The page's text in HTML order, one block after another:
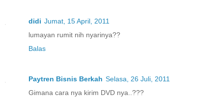
didi Jumat, 15 April, 2011
lumayan rumit nih nyarinya??
Balas
Paytren Bisnis Berkah Selasa, 26 Juli, 2011
Gimana cara nya kirim DVD nya..???